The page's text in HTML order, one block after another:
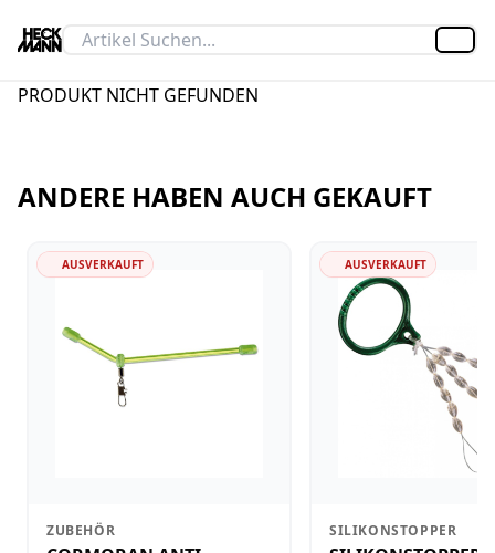
PRODUKT NICHT GEFUNDEN
ANDERE HABEN AUCH GEKAUFT
AUSVERKAUFT
ZUBEHÖR
AUSVERKAUFT
SILIKONSTOPPER